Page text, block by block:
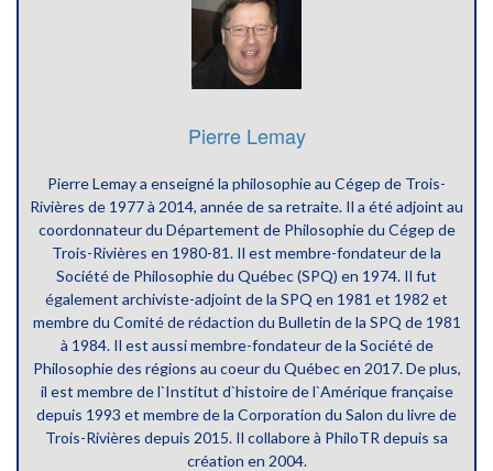
Pierre Lemay
Pierre Lemay a enseigné la philosophie au Cégep de Trois-
Rivières de 1977 à 2014, année de sa retraite. Il a été adjoint au
coordonnateur du Département de Philosophie du Cégep de
Trois-Rivières en 1980-81. Il est membre-fondateur de la
Société de Philosophie du Québec (SPQ) en 1974. Il fut
également archiviste-adjoint de la SPQ en 1981 et 1982 et
membre du Comité de rédaction du Bulletin de la SPQ de 1981
à 1984. Il est aussi membre-fondateur de la Société de
Philosophie des régions au coeur du Québec en 2017. De plus,
il est membre de l`Institut d`histoire de l`Amérique française
depuis 1993 et membre de la Corporation du Salon du livre de
Trois-Rivières depuis 2015. Il collabore à PhiloTR depuis sa
création en 2004.